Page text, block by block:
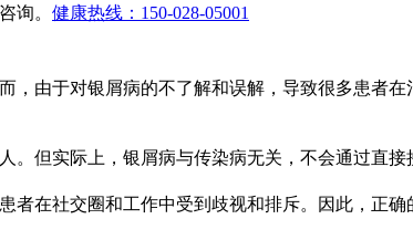
询。 健康热线：150-028-05001
，由于对银屑病的不了解和误解，导致很多患者
。但实际上，银屑病与传染病无关，不会通过直
者在社交圈和工作中受到歧视和排斥。因此，正